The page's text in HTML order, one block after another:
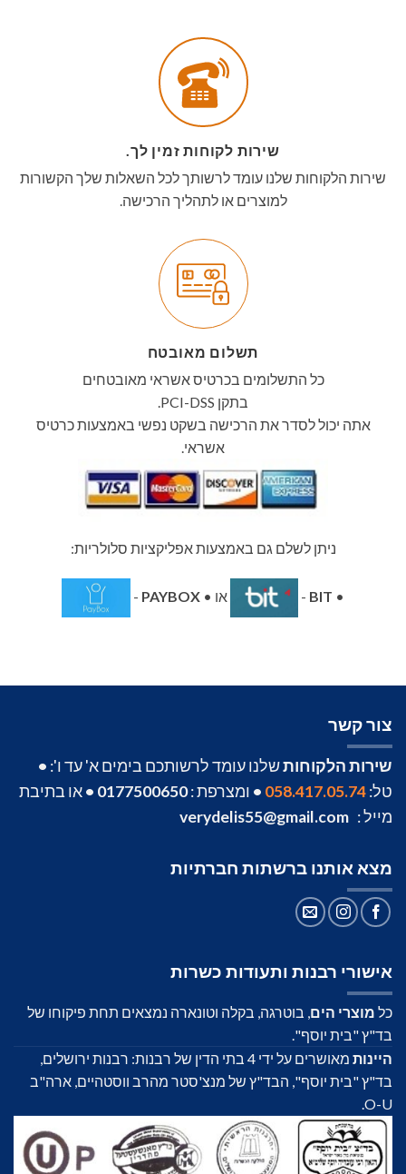
שירות לקוחות זמין לך.
שירות הלקוחות שלנו עומד לרשותך לכל השאלות שלך הקשורות
למוצרים או לתהליך הרכישה.
תשלום מאובטח
כל התשלומים בכרטיס אשראי מאובטחים
בתקן PCI-DSS.
אתה יכול לסדר את הרכישה בשקט נפשי באמצעות כרטיס
אשראי.
ניתן לשלם גם באמצעות אפליקציות סלולריות:
•
BIT
- או •PAYBOX
-
צור קשר
שירות הלקוחותשלנו עומד לרשותכם בימים א' עד ו': •
טל:058.417.05.74
• ומצרפת :0177500650
•או בתיבת
מייל : verydelis55@gmail.com
מצא אותנו ברשתות חברתיות
אישורי רבנות ותעודות כשרות
כל מוצרי הים, בוטרגה, בקלה וטונארה נמצאים תחת פיקוחו של
בד"ץ "בית יוסף".
היינות
מאושרים על ידי 4 בתי הדין של רבנות: רבנות ירושלים,
בד"ץ "בית יוסף", הבד"ץ של מנצ'סטר מהרב ווסטהיים, ארה"ב
O-U.